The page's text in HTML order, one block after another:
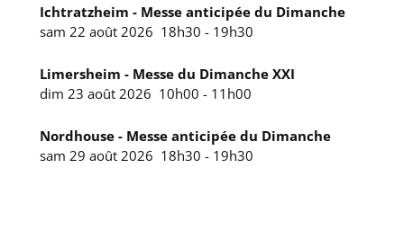
Ichtratzheim - Messe anticipée du Dimanche
sam 22 août 2026 18h30 - 19h30
Limersheim - Messe du Dimanche XXI
dim 23 août 2026 10h00 - 11h00
Nordhouse - Messe anticipée du Dimanche
sam 29 août 2026 18h30 - 19h30